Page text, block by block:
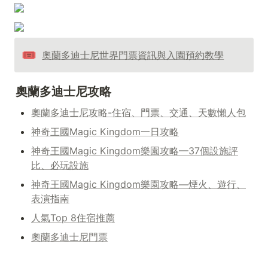
🎟️ 奧蘭多迪士尼世界門票資訊與入園預約教學
奧蘭多迪士尼攻略
奧蘭多迪士尼攻略-住宿、門票、交通、天數懶人包
神奇王國Magic Kingdom一日攻略
神奇王國Magic Kingdom樂園攻略—37個設施評
比、必玩設施
神奇王國Magic Kingdom樂園攻略—煙火、遊行、
表演指南
人氣Top 8住宿推薦
奧蘭多迪士尼門票